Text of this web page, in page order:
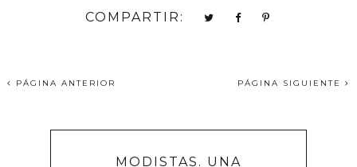
COMPARTIR:
PÁGINA ANTERIOR PÁGINA SIGUIENTE
MODISTAS. UNA